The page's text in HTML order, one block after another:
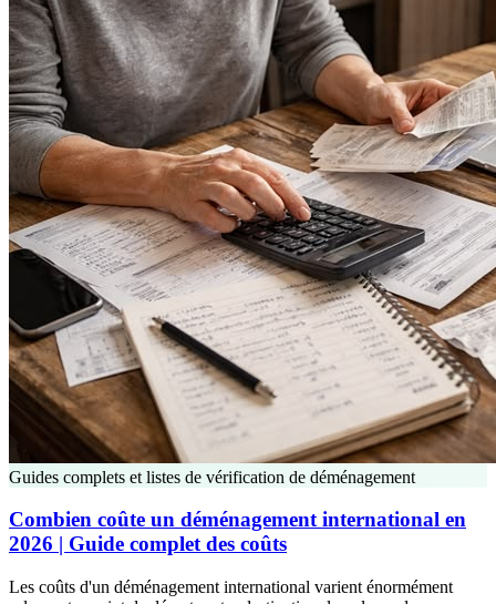
Guides complets et listes de vérification de déménagement
Combien coûte un déménagement international en
2026 | Guide complet des coûts
Les coûts d'un déménagement international varient énormément